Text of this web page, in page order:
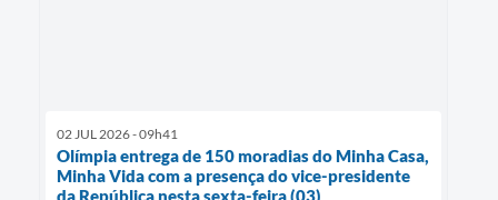
02 JUL 2026 - 09h41
Olímpia entrega de 150 moradias do Minha Casa,
Minha Vida com a presença do vice-presidente
da República nesta sexta-feira (03)